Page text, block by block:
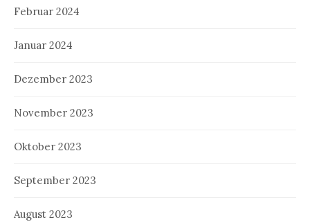
Februar 2024
Januar 2024
Dezember 2023
November 2023
Oktober 2023
September 2023
August 2023